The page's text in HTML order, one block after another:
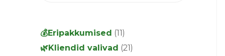
💰Eripakkumised 1111
toodet
🌿Kliendid valivad 2121